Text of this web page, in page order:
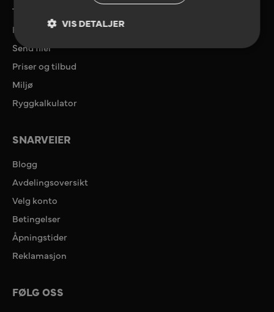
Tilbudforespørsel
Referanser
Send filer
Priser og tilbud
Miljø
Ryggkalkulator
SNARVEIER
Blogg
Avdelingsoversikt
Velg konto
Betingelser
Åpningstider
Reklamasjon
FØLG OSS
VIS DETALJER